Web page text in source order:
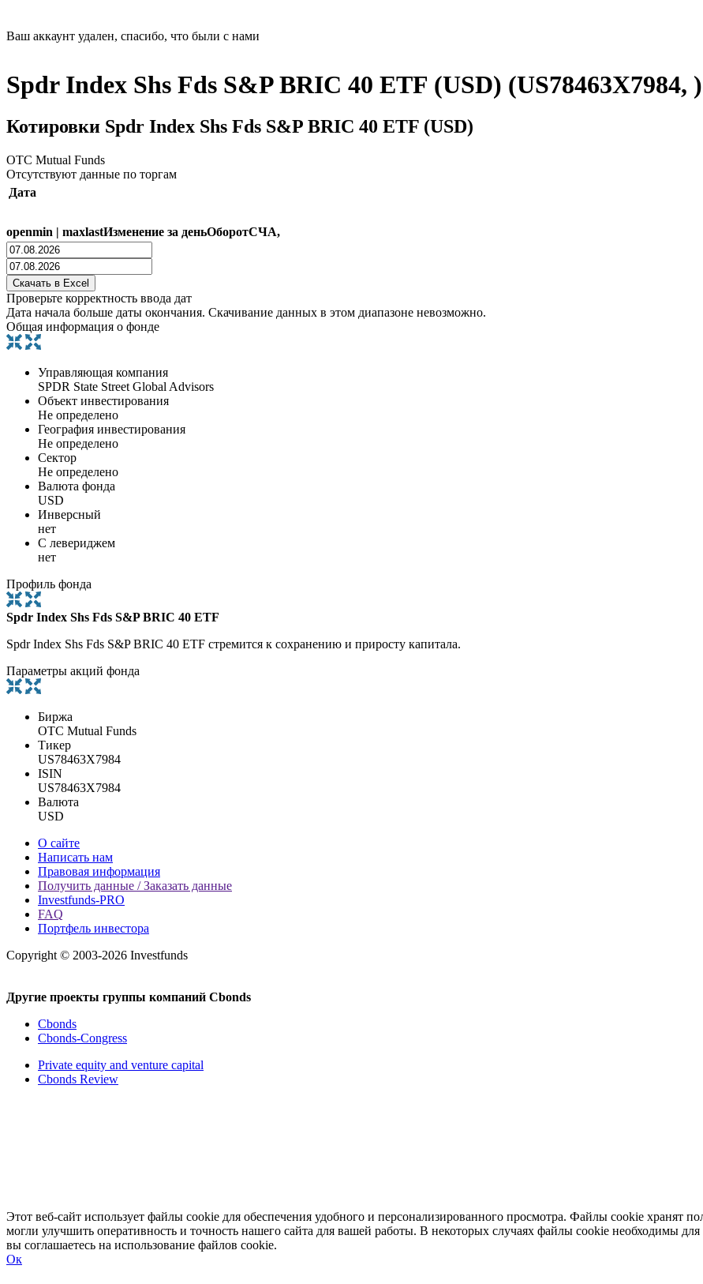
Ваш аккаунт удален, спасибо, что были с нами
Spdr Index Shs Fds S&P BRIC 40 ETF (USD) (US78463X7984, )
Котировки Spdr Index Shs Fds S&P BRIC 40 ETF (USD)
OTC Mutual Funds
Отсутствуют данные по торгам
Дата
openmin | maxlastИзменение за деньОборотСЧА,
Проверьте корректность ввода дат
Дата начала больше даты окончания. Скачивание данных в этом диапазоне невозможно.
Общая информация о фонде
Управляющая компания
SPDR State Street Global Advisors
Объект инвестирования
Не определено
География инвестирования
Не определено
Сектор
Не определено
Валюта фонда
USD
Инверсный
нет
С левериджем
нет
Профиль фонда
Spdr Index Shs Fds S&P BRIC 40 ETF
Spdr Index Shs Fds S&P BRIC 40 ETF стремится к сохранению и приросту капитала.
Параметры акций фонда
Биржа
OTC Mutual Funds
Тикер
US78463X7984
ISIN
US78463X7984
Валюта
USD
О сайте
Написать нам
Правовая информация
Получить данные / Заказать данные
Investfunds-PRO
FAQ
Портфель инвестора
Copyright © 2003-2026 Investfunds
Другие проекты группы компаний Cbonds
Cbonds
Cbonds-Congress
Private equity and venture capital
Cbonds Review
Этот веб-сайт использует файлы cookie для обеспечения удобного и персонализированного просмотра. Файлы cookie
могли улучшить оперативность и точность нашего сайта для вашей работы. В некоторых случаях файлы cookie необходимы
вы соглашаетесь на использование файлов cookie.
Ок